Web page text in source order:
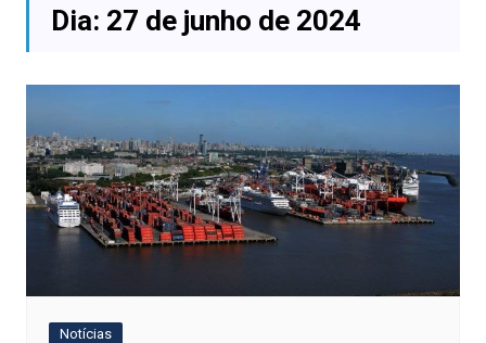
Dia: 27 de junho de 2024
Notícias